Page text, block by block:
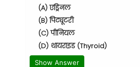
(A) एड्रिनल
(B) पिट्यूटरी
(C) पीनियल
(D) थायराइड (Thyroid)
Show Answer